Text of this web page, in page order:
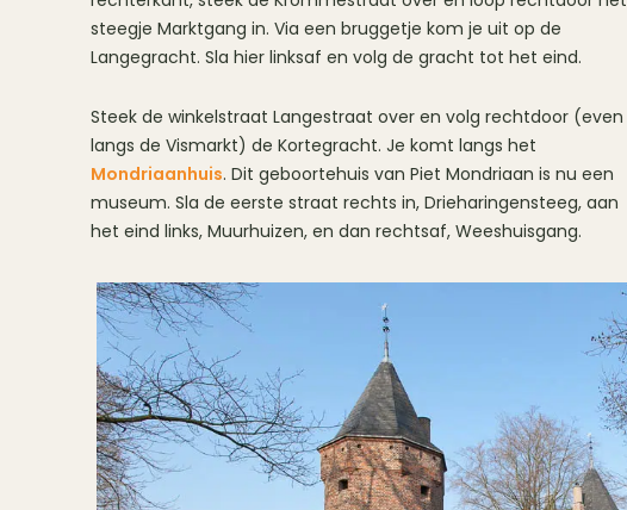
steegje Marktgang in. Via een bruggetje kom je uit op de
Langegracht. Sla hier linksaf en volg de gracht tot het eind.
Steek de winkelstraat Langestraat over en volg rechtdoor (even
langs de Vismarkt) de Kortegracht. Je komt langs het
Mondriaanhuis. Dit geboortehuis van Piet Mondriaan is nu een
museum. Sla de eerste straat rechts in, Drieharingensteeg, aan
het eind links, Muurhuizen, en dan rechtsaf, Weeshuisgang.